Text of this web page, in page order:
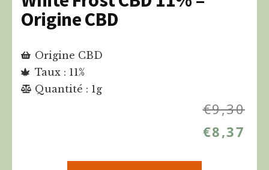
Origine CBD
Origine CBD
Taux : 11%
Quantité : 1g
€9,30
€8,37